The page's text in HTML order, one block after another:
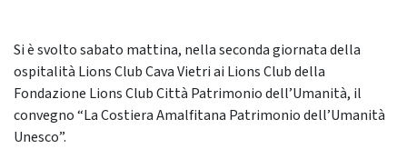
Si è svolto sabato mattina, nella seconda giornata della
ospitalità Lions Club Cava Vietri ai Lions Club della
Fondazione Lions Club Città Patrimonio dell’Umanità, il
convegno “La Costiera Amalfitana Patrimonio dell’Umanità
Unesco”.